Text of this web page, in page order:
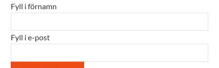
Fyll i förnamn
Fyll i e-post